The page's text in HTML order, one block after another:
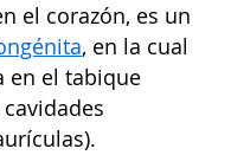
el corazón, es un
, en la cual
en el tabique